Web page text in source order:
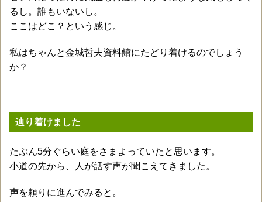
るし。誰もいないし。
ここはどこ？という感じ。
私はちゃんと金城哲夫資料館にたどり着けるのでしょう
か？
辿り着けました
たぶん5分ぐらい庭をさまよっていたと思います。
小道の先から、人が話す声が聞こえてきました。
声を頼りに進んでみると。